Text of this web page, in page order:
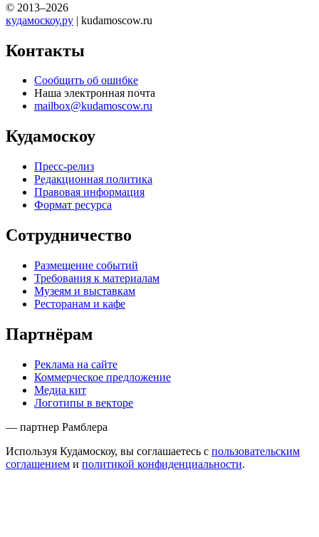
© 2013–2026
кудамоскоу.ру | kudamoscow.ru
Контакты
Сообщить об ошибке
Наша электронная почта
mailbox@kudamoscow.ru
Кудамоскоу
Пресс-релиз
Редакционная политика
Правовая информация
Формат ресурса
Сотрудничество
Размещение событий
Требования к материалам
Музеям и выставкам
Ресторанам и кафе
Партнёрам
Реклама на сайте
Коммерческое предложение
Медиа кит
Логотипы в векторе
— партнер Рамблера
Используя Кудамоскоу, вы соглашаетесь с пользовательским
соглашением и политикой конфиденциальности.